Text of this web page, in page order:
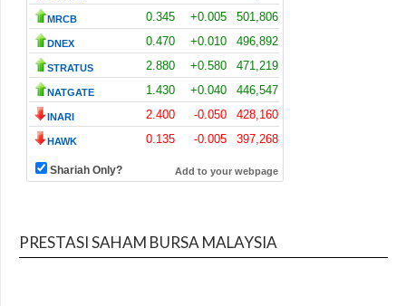
PRESTASI SAHAM BURSA MALAYSIA